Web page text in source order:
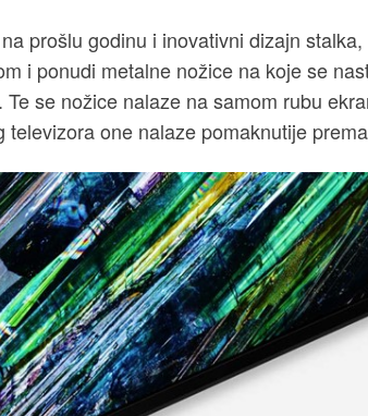
prošlu godinu i inovativni dizajn
i ponudi metalne nožice na koje se
se nožice nalaze na samom rubu
one nalaze pomaknutije